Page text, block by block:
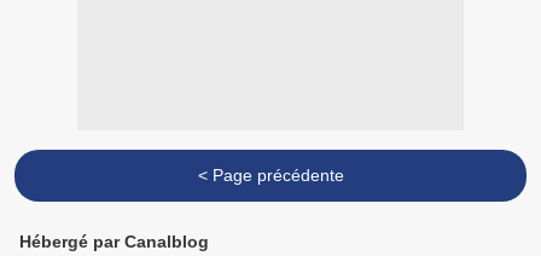
< Page précédente
Hébergé par Canalblog